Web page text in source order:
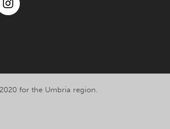
for the Umbria region.